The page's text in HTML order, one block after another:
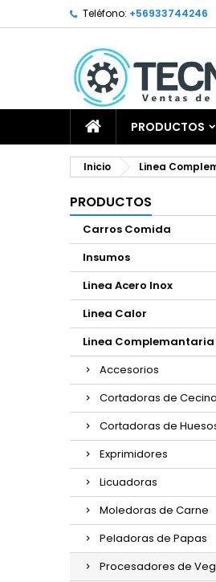
Teléfono: +56933744246
PRODUCTOS
Inicio Linea
PRODUCTOS
Carros Comida
Insumos
Linea Acero Inox
Linea Calor
Linea Complemantaria
Accesorios
Cortadoras de
Cortadoras de
Exprimidores
Licuadoras
Moledoras de Carne
Peladoras de Papas
Procesadores de